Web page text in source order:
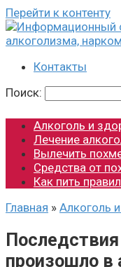
Перейти к контенту
Контакты
Поиск:
Алкоголь и
Лечение
Вылечить
Средства от
Как пить
Главная » Алкоголь
Последствия
произошло в